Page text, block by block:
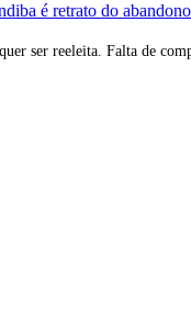
é retrato do
ser reeleita. Falta de